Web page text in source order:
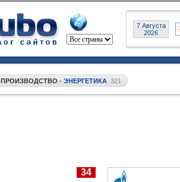
7 Августа
2026
ПРОИЗВОДСТВО • ЭНЕРГЕТИКА 321
34